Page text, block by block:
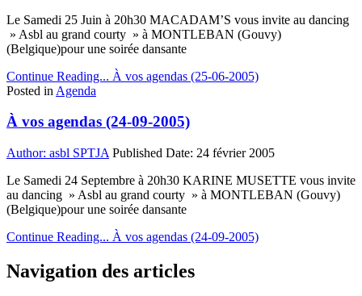
Le Samedi 25 Juin à 20h30 MACADAM’S vous invite au dancing
» Asbl au grand courty » à MONTLEBAN (Gouvy)
(Belgique)pour une soirée dansante
Continue Reading... À vos agendas (25-06-2005)
Posted in Agenda
À vos agendas (24-09-2005)
Author: asbl SPTJA Published Date: 24 février 2005
Le Samedi 24 Septembre à 20h30 KARINE MUSETTE vous invite
au dancing » Asbl au grand courty » à MONTLEBAN (Gouvy)
(Belgique)pour une soirée dansante
Continue Reading... À vos agendas (24-09-2005)
Navigation des articles